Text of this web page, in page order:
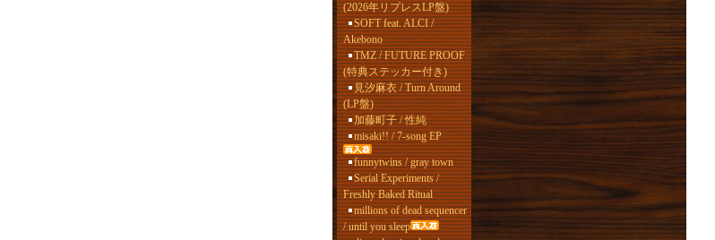
(2026年リプレスLP盤)
SOFT feat. ALCI /
Akebono
TMZ / FUTURE PROOF
(特典ステッカー付き)
見汐麻衣 / Turn Around
(LP盤)
加藤町子 / 性純
misaki!! / 7-song EP
funnytwins / gray town
Serial Experiments /
Freshly Baked Ritual
millions of dead sequencer
/ until you sleep